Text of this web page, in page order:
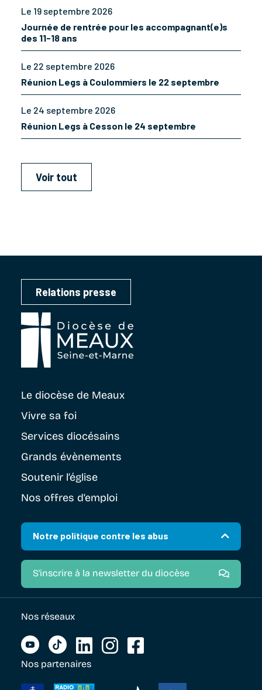
Le 19 septembre 2026
Journée de rentrée pour les accompagnant(e)s
des 11-18 ans
Le 22 septembre 2026
Réunion Legs à Coulommiers le 22 septembre
Le 24 septembre 2026
Réunion Legs à Cesson le 24 septembre
Voir tout
Relations presse
Le diocèse de Meaux
Vivre sa foi
Services diocésains
Grands évènements
Soutenir l’église
Nos offres d’emploi
Notre politique contre les abus
S'inscrire à la newsletter du diocèse
Nos réseaux
Nos partenaires